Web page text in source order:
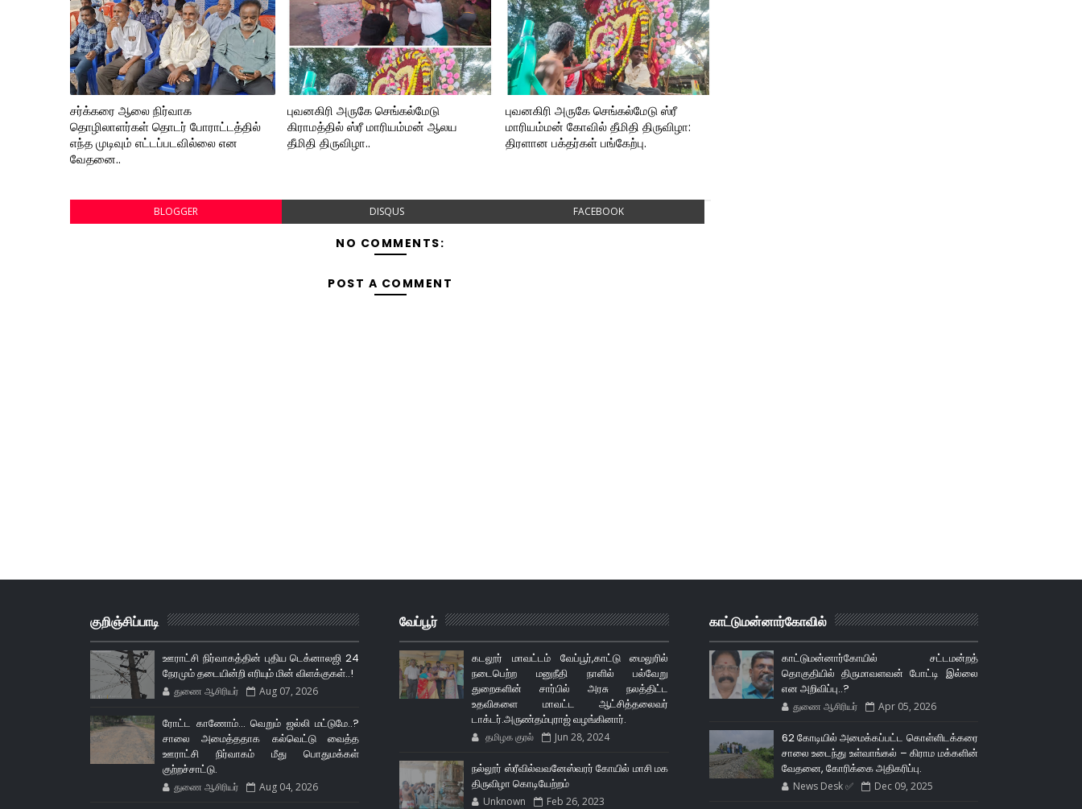
சர்க்கரை ஆலை நிர்வாக
தொழிலாளர்கள் தொடர் போராட்டத்தில்
எந்த முடிவும் எட்டப்படவில்லை என
வேதனை..
புவனகிரி அருகே செங்கல்மேடு
கிராமத்தில் ஸ்ரீ மாரியம்மன் ஆலய
தீமிதி திருவிழா..
புவனகிரி அருகே செங்கல்மேடு ஸ்ரீ
மாரியம்மன் கோவில் தீமிதி திருவிழா:
திரளான பக்தர்கள் பங்கேற்பு.
BLOGGER DISQUS FACEBOOK
NO COMMENTS:
POST A COMMENT
குறிஞ்சிப்பாடி
ஊராட்சி நிர்வாகத்தின் புதிய டெக்னாலஜி 24
நேரமும் தடையின்றி எரியும் மின் விளக்குகள்..!
துணை ஆசிரியர் Aug 07, 2026
ரோட்ட காணோம்... வெறும் ஜல்லி மட்டுமே..?
சாலை அமைத்ததாக கல்வெட்டு வைத்த
ஊராட்சி நிர்வாகம் மீது பொதுமக்கள்
குற்றச்சாட்டு.
துணை ஆசிரியர் Aug 04, 2026
வேப்பூர்
கடலூர் மாவட்டம் வேப்பூர்,காட்டு மைலுரில்
நடைபெற்ற மனுநீதி நாளில் பல்வேறு
துறைகளின் சார்பில் அரசு நலத்திட்ட
உதவிகளை மாவட்ட ஆட்சித்தலைவர்
டாக்டர்.அருண்தம்புராஜ் வழங்கினார்.
தமிழக குரல் Jun 28, 2024
நல்லூர் ஸ்ரீவில்வவனேஸ்வரர் கோயில் மாசி மக
திருவிழா கொடியேற்றம்
Unknown Feb 26, 2023
காட்டுமன்னார்கோவில்
காட்டுமன்னார்கோயில் சட்டமன்றத்
தொகுதியில் திருமாவளவன் போட்டி இல்லை
என அறிவிப்பு..?
துணை ஆசிரியர் Apr 05, 2026
62 கோடியில் அமைக்கப்பட்ட கொள்ளிடக்கரை
சாலை உடைந்து உள்வாங்கல் – கிராம மக்களின்
வேதனை, கோரிக்கை அதிகரிப்பு.
News Desk ✅ Dec 09, 2025